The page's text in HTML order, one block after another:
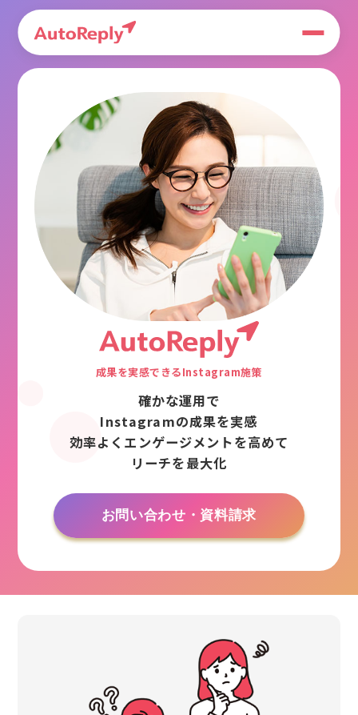
成果を実感できるInstagram施策
確かな運用で
Instagramの成果を実感
効率よくエンゲージメントを高めて
リーチを最大化
お問い合わせ・資料請求